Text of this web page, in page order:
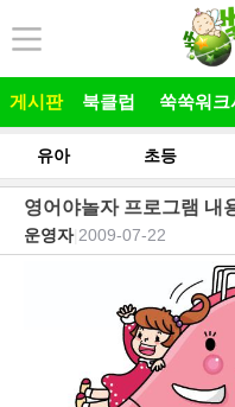
게시판 북클럽 쑥쑥워크
유아 초등
영어야놀자 프로그램 내
운영자| 2009-07-22